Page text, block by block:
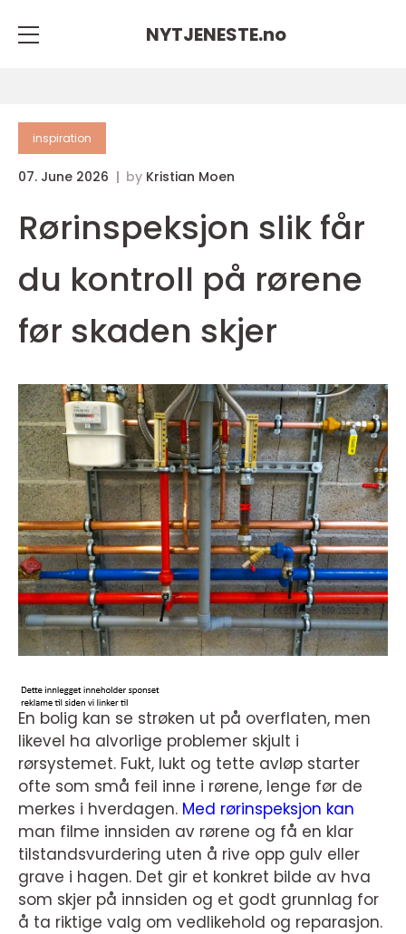
NYTJENESTE.no
inspiration
07. June 2026 by Kristian Moen
Rørinspeksjon slik får
du kontroll på rørene
før skaden skjer
En bolig kan se strøken ut på overflaten, men
likevel ha alvorlige problemer skjult i
rørsystemet. Fukt, lukt og tette avløp starter
ofte som små feil inne i rørene, lenge før de
merkes i hverdagen. Med rørinspeksjon kan
man filme innsiden av rørene og få en klar
tilstandsvurdering uten å rive opp gulv eller
grave i hagen. Det gir et konkret bilde av hva
som skjer på innsiden og et godt grunnlag for
å ta riktige valg om vedlikehold og reparasjon.